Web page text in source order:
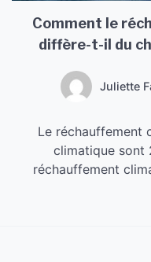
Comment le
diffère-t-il du
Juliette
Le réchauffement
climatique sont
réchauffement